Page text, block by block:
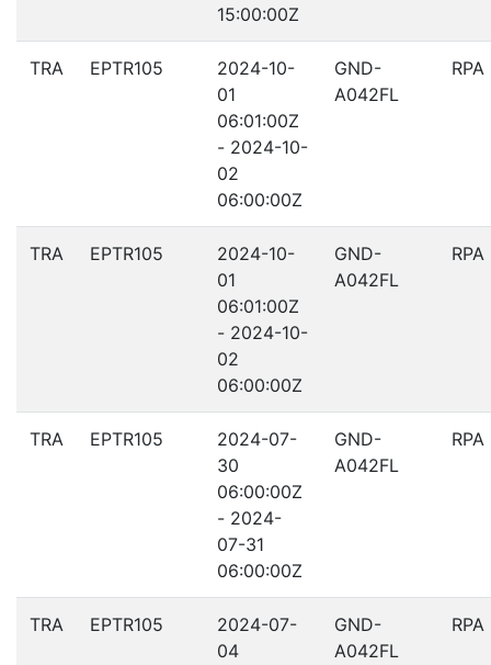
15:00:00Z
TRA EPTR105
2024-10-
01
06:01:00Z
- 2024-10-
02
06:00:00Z
GND-
A042FL
RPA
TRA EPTR105
2024-10-
01
06:01:00Z
- 2024-10-
02
06:00:00Z
GND-
A042FL
RPA
TRA EPTR105
2024-07-
30
06:00:00Z
- 2024-
07-31
06:00:00Z
GND-
A042FL
RPA
TRA EPTR105
2024-07-
04
GND-
A042FL
RPA